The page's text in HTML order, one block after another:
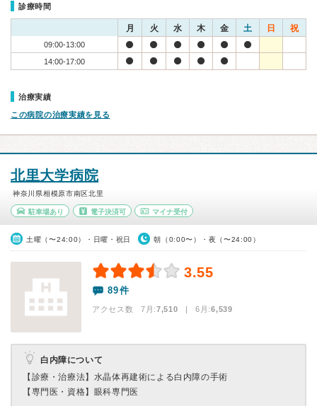
診療時間
月 火 水 木 金 土 日 祝
09:00-13:00
14:00-17:00
治療実績
この病院の治療実績を見る
北里大学病院
神奈川県相模原市南区北里
駐車場あり 電子決済可 マイナ受付
土曜（〜24:00）・日曜・祝日 朝（0:00〜）・夜（〜24:00）
3.55
89件
アクセス数 7月:7,510 | 6月:6,539
白内障について
【診療・治療法】 水晶体再建術による白内障の手術
【専門医・資格】 眼科専門医